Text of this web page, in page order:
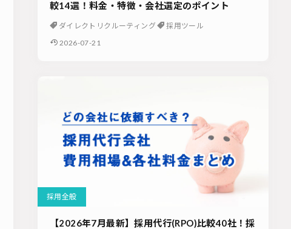
較14選！料金・特徴・会社選定のポイント
ダイレクトリクルーティング
採用ツール
2026-07-21
採用全般
【2026年7月最新】採用代行(RPO)比較40社！採